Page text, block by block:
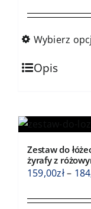
Wybierz
Ten
produkt
wariantów.
można
wybrać
stronie
Opis
Zestaw do
żyrafy z
159,00zł–